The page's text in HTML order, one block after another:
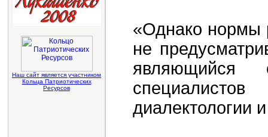
Наш сайт является участником
Кольца Патриотических
Ресурсов
«Однако нормы
не
диалектологии